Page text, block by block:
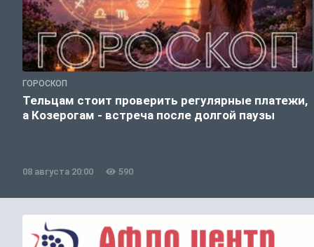
ГОРОСКОП
Тельцам стоит проверить регулярные платежи,
а Козерогам - встреча после долгой паузы
08 августа 20:00 590